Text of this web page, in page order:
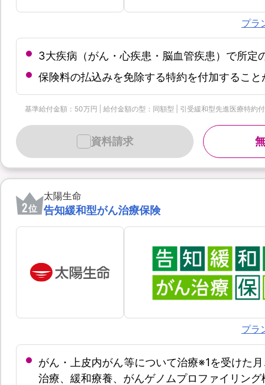
プラ
3大疾病（がん・心疾患・脳血管疾患）で所定
保険料の払込みを免除する特約を付加すること
基準給付金額：50万円 | 給付金額の型：同額型 | 引受緩和型先進医療特
資料請求
2位
太陽生命
告知緩和型がん治療保険
プラ
がん・上皮内がん等について治療※1を受けた
治療、緩和療養、がんゲノムプロファイリング